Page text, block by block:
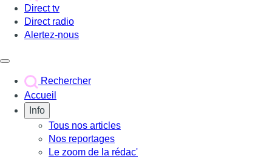
Direct tv
Direct radio
Alertez-nous
Rechercher
Accueil
Info
Tous nos articles
Nos reportages
Le zoom de la rédac'